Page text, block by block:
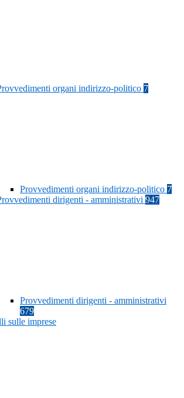
organi indirizzo-politico 7
Provvedimenti organi indirizzo-politico 7
dirigenti - amministrativi 947
Provvedimenti dirigenti - amministrativi
679
sulle imprese